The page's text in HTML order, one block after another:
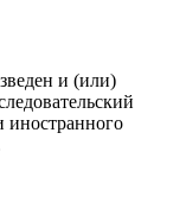
и (или)
иностранного